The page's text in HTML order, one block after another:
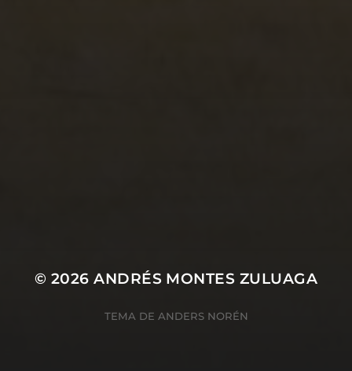
© 2026ANDRÉS MONTES ZULUAGA
TEMA DE ANDERS NORÉN